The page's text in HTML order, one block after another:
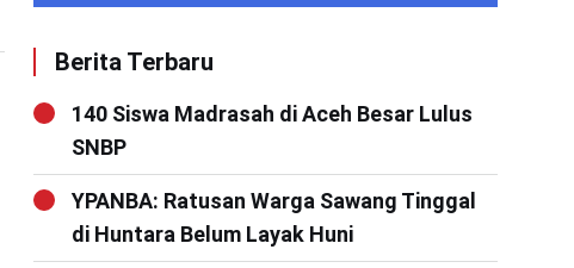
Berita Terbaru
140 Siswa Madrasah di Aceh Besar Lulus
SNBP
YPANBA: Ratusan Warga Sawang Tinggal
di Huntara Belum Layak Huni